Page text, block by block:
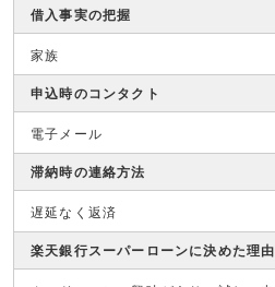
借入事実の把握
家族
申込時のコンタクト
電子メール
滞納時の連絡方法
遅延なく返済
楽天銀行スーパーローンに決めた理由